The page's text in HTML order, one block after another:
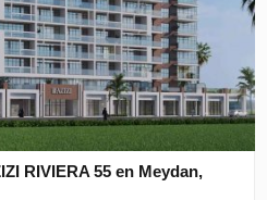
RIVIERA 55 en Meydan,